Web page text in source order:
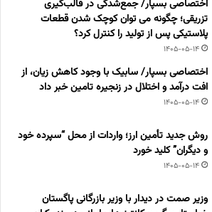
اختصاصی بسپار/ جمع‌شدگی در قالب‌گیری
تزریقی؛ چگونه می توان کوچک شدن قطعات
پلاستیکی پس از تولید را کنترل کرد؟
1405-05-14
اختصاصی بسپار/ سابیک با وجود کاهش زیان، از
افت درآمد و اختلال در زنجیره تامین خبر داد
1405-05-14
روش جدید تأمین ارز؛ واردات از محل “سپرده خود
و دیگران” کلید خورد
1405-05-14
وزیر صمت در دیدار با وزیر بازرگانی پاگستان